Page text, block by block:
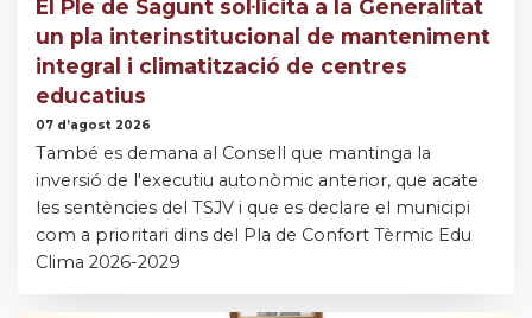
El Ple de Sagunt sol·licita a la Generalitat
un pla interinstitucional de manteniment
integral i climatització de centres
educatius
07 d’agost 2026
També es demana al Consell que mantinga la
inversió de l'executiu autonòmic anterior, que acate
les sentències del TSJV i que es declare el municipi
com a prioritari dins del Pla de Confort Tèrmic Edu
Clima 2026-2029